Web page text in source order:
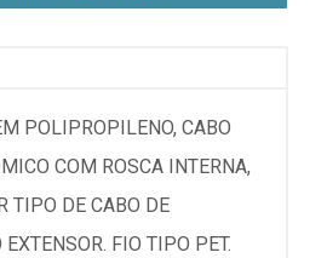
POLIPROPILENO, CABO
COM ROSCA INTERNA,
TIPO DE CABO DE
FIO TIPO PET.